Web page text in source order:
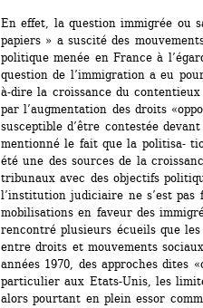
En effet, la question immigrée ou
papiers » a suscité des
politique menée en France à
question de l’immigration a eu
à-dire la croissance du
par l’augmentation des droits
susceptible d’être contestée
mentionné le fait que la politisa-
été une des sources de la
tribunaux avec des objectifs
l’institution judiciaire ne s’est pas
mobilisations en faveur des
rencontré plusieurs écueils que
entre droits et mouvements
années 1970, des approches dites
particulier aux Etats-Unis, les
alors pourtant en plein essor